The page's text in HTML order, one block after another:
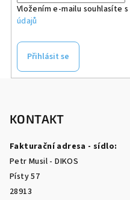
Vložením e-mailu souhlasíte s
údajů
Přihlásit se
KONTAKT
Fakturační adresa - sídlo:
Petr Musil - DIKOS
Písty 57
28913